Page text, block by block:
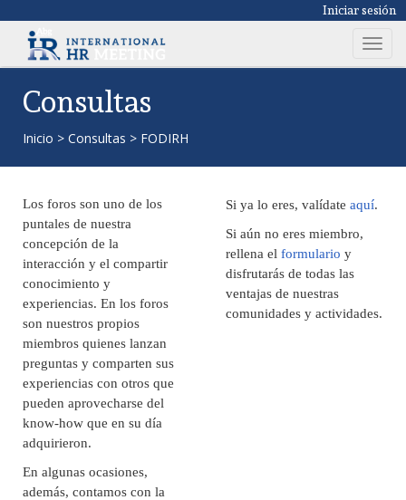
Iniciar sesión
T
o
n
v
i
Consultas
Inicio > Consultas > FODIRH
Los foros son uno de los
puntales de nuestra
concepción de la
interacción y el compartir
conocimiento y
experiencias. En los foros
son nuestros propios
miembros quienes lanzan
preguntas y comparten sus
experiencias con otros que
pueden aprovecharse del
know-how que en su día
adquirieron.
En algunas ocasiones,
además, contamos con la
Si ya lo eres, valídate aquí.
Si aún no eres miembro,
rellena el formulario y
disfrutarás de todas las
ventajas de nuestras
comunidades y actividades.